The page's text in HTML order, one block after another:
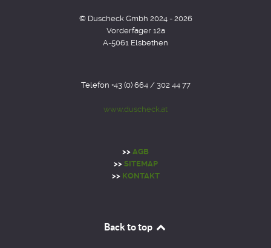
© Duscheck Gmbh 2024 - 2026
Vorderfager 12a
A-5061 Elsbethen
Telefon +43 (0) 664 / 302 44 77
www.duscheck.at
>> AGB
>> SITEMAP
>> KONTAKT
Back to top